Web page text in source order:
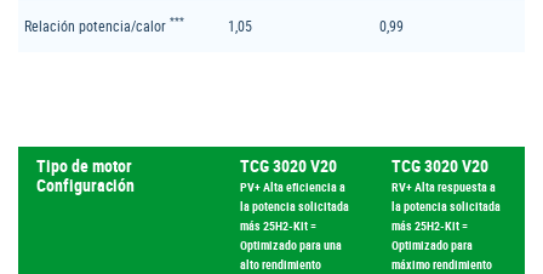
Relación potencia/calor *** 1,05 0,99
Tipo de motor
Configuración
TCG 3020 V20
PV+ Alta eficiencia a
la potencia solicitada
más 25H2-Kit =
Optimizado para una
alto rendimiento
TCG 3020 V20
RV+ Alta respuesta a
la potencia solicitada
más 25H2-Kit =
Optimizado para
máximo rendimiento